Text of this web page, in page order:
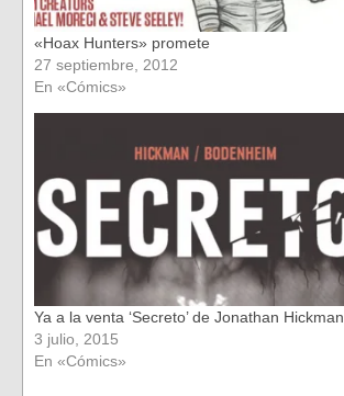
«Hoax Hunters» promete
27 septiembre, 2012
En «Cómics»
Ya a la venta ‘Secreto’ de Jonathan Hickman
3 julio, 2015
En «Cómics»